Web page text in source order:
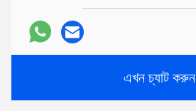
এখন চ্যাট করুন